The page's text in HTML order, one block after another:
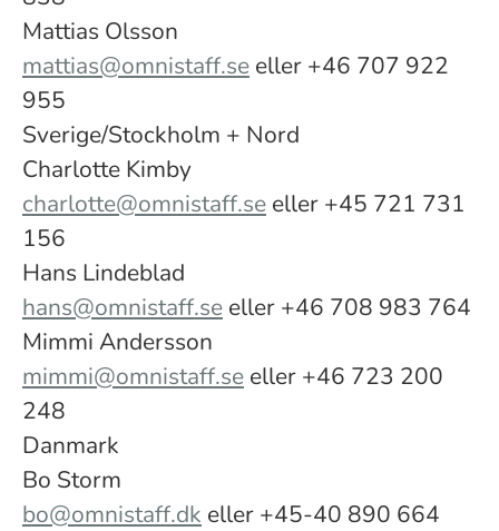
Mattias Olsson
mattias@omnistaff.se eller +46 707 922
955
Sverige/Stockholm + Nord
Charlotte Kimby
charlotte@omnistaff.se eller +45 721 731
156
Hans Lindeblad
hans@omnistaff.se eller +46 708 983 764
Mimmi Andersson
mimmi@omnistaff.se eller +46 723 200
248
Danmark
Bo Storm
bo@omnistaff.dk eller +45-40 890 664